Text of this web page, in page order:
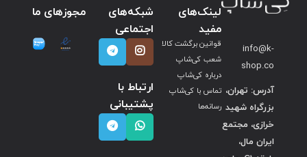
info@k-
shop.co
آدرس: تهران،
بزرگراه شهید
خرازی، مجتمع
ایران مال،
لینک‌های
مفید
قوانین برگشت کالا
شعب کی‌شاپ
درباره کی‌شاپ
تماس با کی‌شاپ
رسانه‌ها
شبکه‌های
اجتماعی
ارتباط با
پشتیبانی
مجوزهای ما